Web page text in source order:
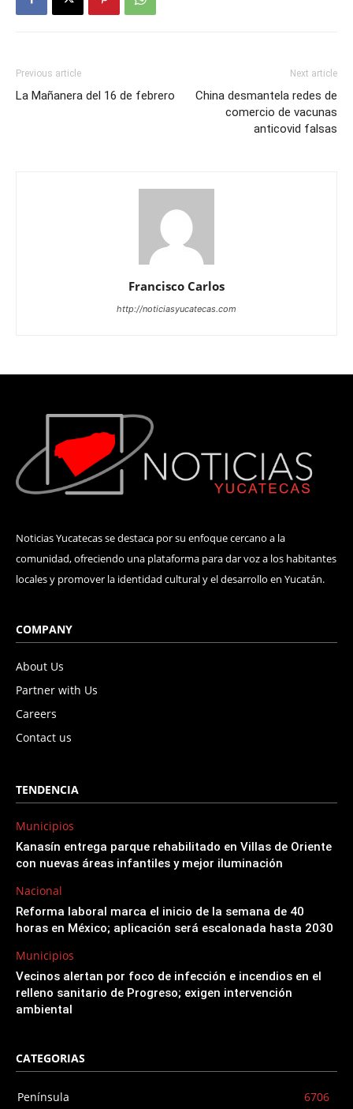
Previous article
La Mañanera del 16 de febrero
Next article
China desmantela redes de
comercio de vacunas
anticovid falsas
Francisco Carlos
http://noticiasyucatecas.com
Noticias Yucatecas se destaca por su enfoque cercano a la
comunidad, ofreciendo una plataforma para dar voz a los habitantes
locales y promover la identidad cultural y el desarrollo en Yucatán.
COMPANY
About Us
Partner with Us
Careers
Contact us
TENDENCIA
Municipios
Kanasín entrega parque rehabilitado en Villas de Oriente
con nuevas áreas infantiles y mejor iluminación
Nacional
Reforma laboral marca el inicio de la semana de 40
horas en México; aplicación será escalonada hasta 2030
Municipios
Vecinos alertan por foco de infección e incendios en el
relleno sanitario de Progreso; exigen intervención
ambiental
CATEGORIAS
Península 6706